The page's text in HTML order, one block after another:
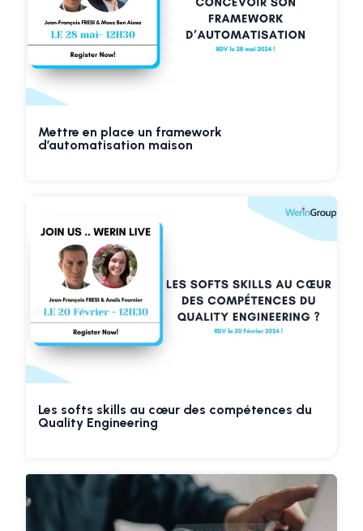
Mettre en place un framework
d’automatisation maison
Les softs skills au cœur des compétences du
Quality Engineering